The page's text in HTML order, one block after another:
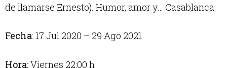
de llamarse Ernesto). Humor, amor y… Casablanca.
Fecha: 17 Jul 2020 – 29 Ago 2021
Hora:Viernes 22:00 h